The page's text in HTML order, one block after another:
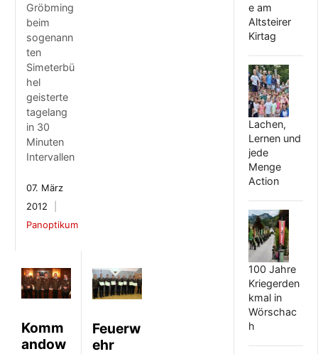
Gröbming
beim
sogenann
ten
Simeterbü
hel
geisterte
tagelang
in 30
Minuten
Intervallen
07. März
2012
Panoptikum
Komm
andow
Feuerw
ehr
e am
Altsteirer
Kirtag
Lachen,
Lernen und
jede
Menge
Action
100 Jahre
Kriegerden
kmal in
Wörschac
h